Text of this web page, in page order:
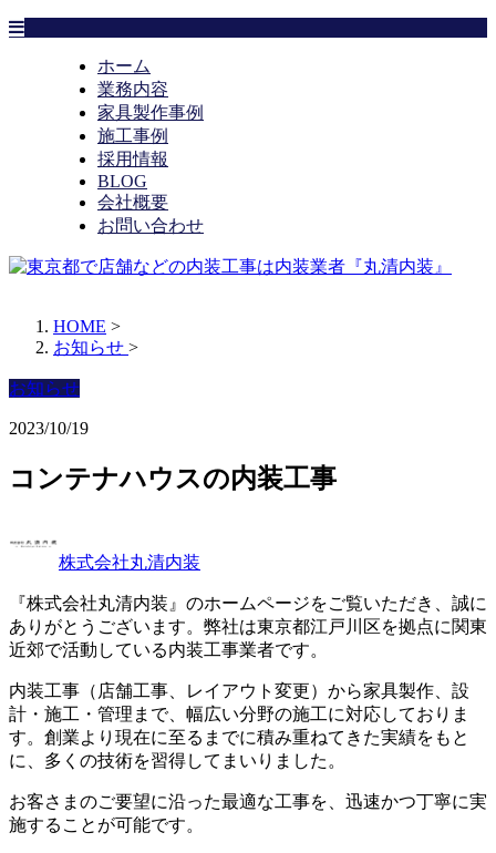
ホーム
業務内容
家具製作事例
施工事例
採用情報
BLOG
会社概要
お問い合わせ
HOME >
お知らせ >
お知らせ
2023/10/19
コンテナハウスの内装工事
株式会社丸清内装
『株式会社丸清内装』のホームページをご覧いただき、誠に
ありがとうございます。弊社は東京都江戸川区を拠点に関東
近郊で活動している内装工事業者です。
内装工事（店舗工事、レイアウト変更）から家具製作、設
計・施工・管理まで、幅広い分野の施工に対応しておりま
す。創業より現在に至るまでに積み重ねてきた実績をもと
に、多くの技術を習得してまいりました。
お客さまのご要望に沿った最適な工事を、迅速かつ丁寧に実
施することが可能です。